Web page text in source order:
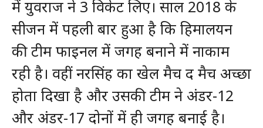
में युवराज ने 3 विकेट लिए। साल 2018 के
सीजन में पहली बार हुआ है कि हिमालयन
की टीम फाइनल में जगह बनाने में नाकाम
रही है। वहीं नरसिंह का खेल मैच द मैच अच्छा
होता दिखा है और उसकी टीम ने अंडर-12
और अंडर-17 दोनों में ही जगह बनाई है।